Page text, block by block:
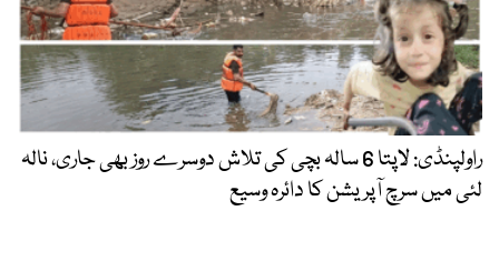
راولپنڈی: لاپتا 6 سالہ بچی کی تلاش دوسرے روز بھی جاری، نالہ
لئی میں سرچ آپریشن کا دائرہ وسیع